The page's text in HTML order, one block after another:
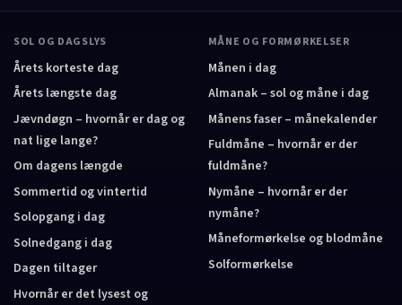
SOL OG DAGSLYS
Årets korteste dag
Årets længste dag
Jævndøgn – hvornår er dag og
nat lige lange?
Om dagens længde
Sommertid og vintertid
Solopgang i dag
Solnedgang i dag
Dagen tiltager
Hvornår er det lysest og
MÅNE OG FORMØRKELSER
Månen i dag
Almanak – sol og måne i dag
Månens faser – månekalender
Fuldmåne – hvornår er der
fuldmåne?
Nymåne – hvornår er der
nymåne?
Måneformørkelse og blodmåne
Solformørkelse